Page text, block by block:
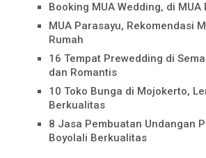
Booking MUA Wedding, di MUA
MUA Parasayu, Rekomendasi
Rumah
16 Tempat Prewedding di
dan Romantis
10 Toko Bunga di Mojokerto,
Berkualitas
8 Jasa Pembuatan Undangan
Boyolali Berkualitas